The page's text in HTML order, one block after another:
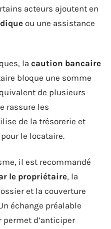
acteurs ajoutent en
ou une assistance
la caution bancaire
bloque une somme
de plusieurs
rassure les
de la trésorerie et
le locataire.
il est recommandé
le propriétaire, la
et la couverture
échange préalable
permet d’anticiper